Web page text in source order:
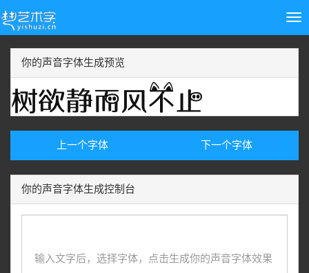
你的声音字体生成预览
上一个字体 下一个字体
你的声音字体生成控制台